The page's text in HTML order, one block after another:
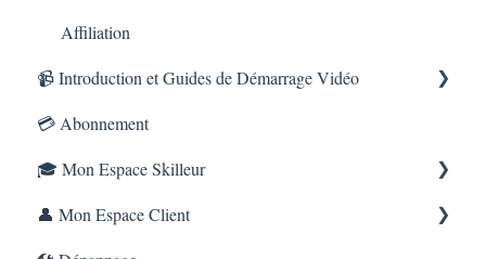
Affiliation
📹 Introduction et Guides de Démarrage Vidéo
Tutoriels Vidéo
💳 Abonnement
🎓 Mon Espace Skilleur
Gestion de mes rendez-vous
👤 Mon Espace Client